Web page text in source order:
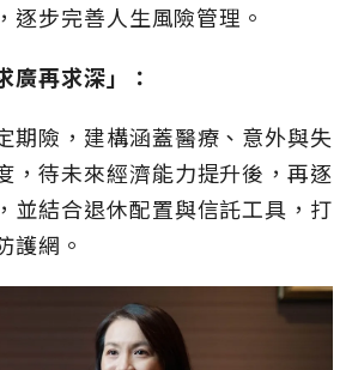
逐步完善人生風險管理。
廣再求深」：
期險，建構涵蓋醫療、意外與失
，待未來經濟能力提升後，再逐
並結合退休配置與信託工具，打
護網。